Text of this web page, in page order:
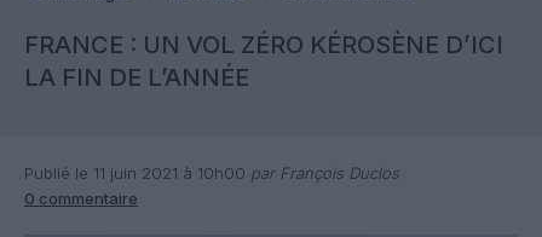
FRANCE : UN VOL ZÉRO KÉROSÈNE D’ICI
LA FIN DE L’ANNÉE
Publié le 11 juin 2021 à 10h00 par François Duclos
0 commentaire